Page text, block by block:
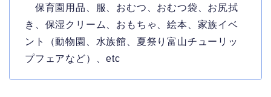
保育園用品、服、おむつ、おむつ袋、お尻拭
き、保湿クリーム、おもちゃ、絵本、家族イベ
ント（動物園、水族館、夏祭り富山チューリッ
プフェアなど）、etc